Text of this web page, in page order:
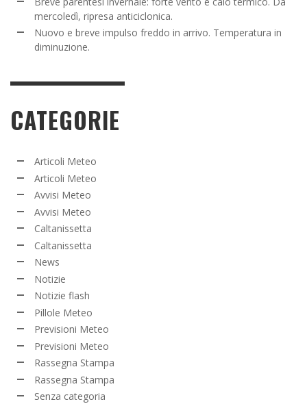
mercoledì, ripresa anticiclonica.
Nuovo e breve impulso freddo in arrivo. Temperatura in
diminuzione.
CATEGORIE
Articoli Meteo
Articoli Meteo
Avvisi Meteo
Avvisi Meteo
Caltanissetta
Caltanissetta
News
Notizie
Notizie flash
Pillole Meteo
Previsioni Meteo
Previsioni Meteo
Rassegna Stampa
Rassegna Stampa
Senza categoria